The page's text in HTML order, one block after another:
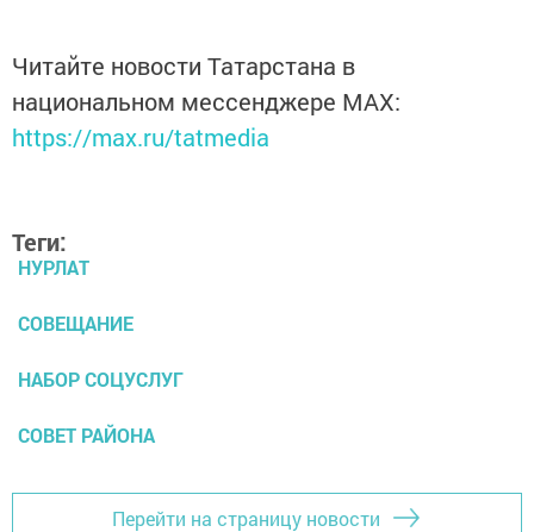
Читайте новости Татарстана в
национальном мессенджере MАХ:
https://max.ru/tatmedia
Теги:
НУРЛАТ
СОВЕЩАНИЕ
НАБОР СОЦУСЛУГ
СОВЕТ РАЙОНА
Перейти на страницу новости